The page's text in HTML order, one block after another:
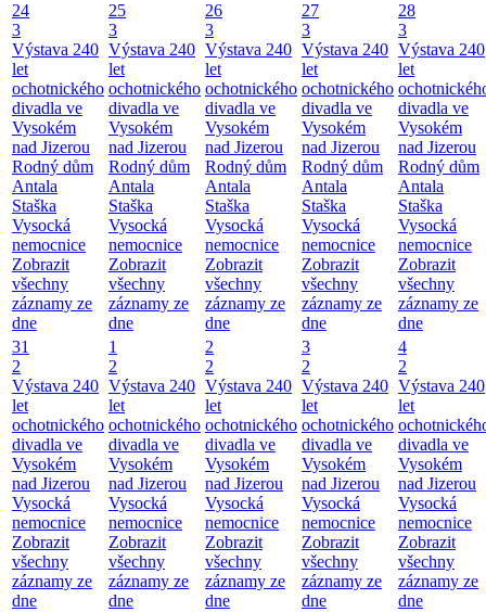
24
3
Výstava 240
let
ochotnického
divadla ve
Vysokém
nad Jizerou
Rodný dům
Antala
Staška
Vysocká
nemocnice
Zobrazit
všechny
záznamy ze
dne
25
3
Výstava 240
let
ochotnického
divadla ve
Vysokém
nad Jizerou
Rodný dům
Antala
Staška
Vysocká
nemocnice
Zobrazit
všechny
záznamy ze
dne
26
3
Výstava 240
let
ochotnického
divadla ve
Vysokém
nad Jizerou
Rodný dům
Antala
Staška
Vysocká
nemocnice
Zobrazit
všechny
záznamy ze
dne
27
3
Výstava 240
let
ochotnického
divadla ve
Vysokém
nad Jizerou
Rodný dům
Antala
Staška
Vysocká
nemocnice
Zobrazit
všechny
záznamy ze
dne
28
3
Výstava 240
let
divadla ve
Vysokém
nad Jizerou
Rodný dům
Antala
Staška
Vysocká
nemocnice
Zobrazit
všechny
záznamy ze
dne
31
2
Výstava 240
let
ochotnického
divadla ve
Vysokém
nad Jizerou
Vysocká
nemocnice
Zobrazit
všechny
záznamy ze
dne
1
2
Výstava 240
let
ochotnického
divadla ve
Vysokém
nad Jizerou
Vysocká
nemocnice
Zobrazit
všechny
záznamy ze
dne
2
2
Výstava 240
let
ochotnického
divadla ve
Vysokém
nad Jizerou
Vysocká
nemocnice
Zobrazit
všechny
záznamy ze
dne
3
2
Výstava 240
let
ochotnického
divadla ve
Vysokém
nad Jizerou
Vysocká
nemocnice
Zobrazit
všechny
záznamy ze
dne
4
2
Výstava 240
let
divadla ve
Vysokém
nad Jizerou
Vysocká
nemocnice
Zobrazit
všechny
záznamy ze
dne